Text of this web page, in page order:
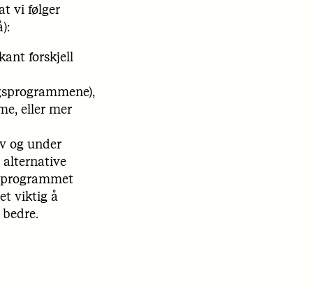
vi følger
forskjell
eller mer
og under
alternative
viktig å